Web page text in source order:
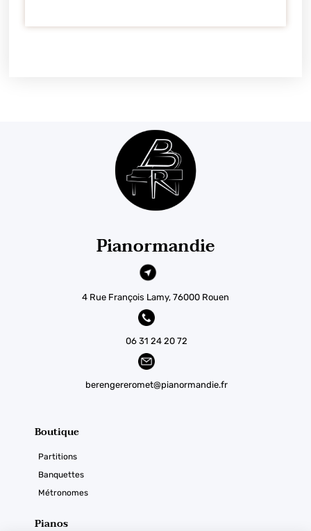
Pianormandie
4 Rue François Lamy, 76000 Rouen
06 31 24 20 72
berengereromet@pianormandie.fr
Boutique
Partitions
Banquettes
Métronomes
Pianos